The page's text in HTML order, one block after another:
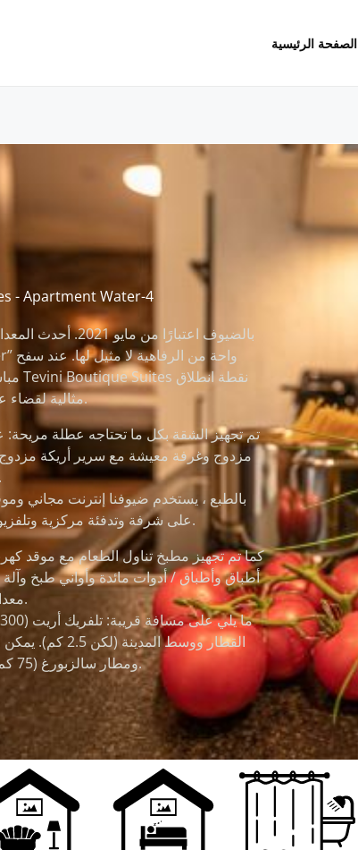
الصفحة الرئيسية
- Apartment Water-4
مثالية لقضاء عطلات الصيف والشتاء.
طبيعي.
بالطبع ، يستخدم ضيوفنا إنترنت مجاني
والدراجات. تحتوي شقة “Water” على شرفة وتدفئة مركزية وتلفزيون ذكي.
كما تم تجهيز مطبخ تناول الطعام مع موقد
أطباق وأطباق / أدوات مائدة وأواني طبخ
معداتنا القياسية.
القطار ووسط
ومطار سالزبورغ (75 كم) بالسيارة أو وسائل النقل العام.